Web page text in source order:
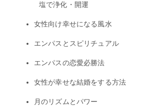
塩で浄化・開運
女性向け幸せになる風水
エンパスとスピリチュアル
エンパスの恋愛必勝法
女性が幸せな結婚をする方法
月のリズムとパワー